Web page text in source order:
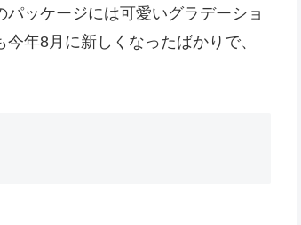
パッケージには可愛いグラデーショ
年8月に新しくなったばかりで、